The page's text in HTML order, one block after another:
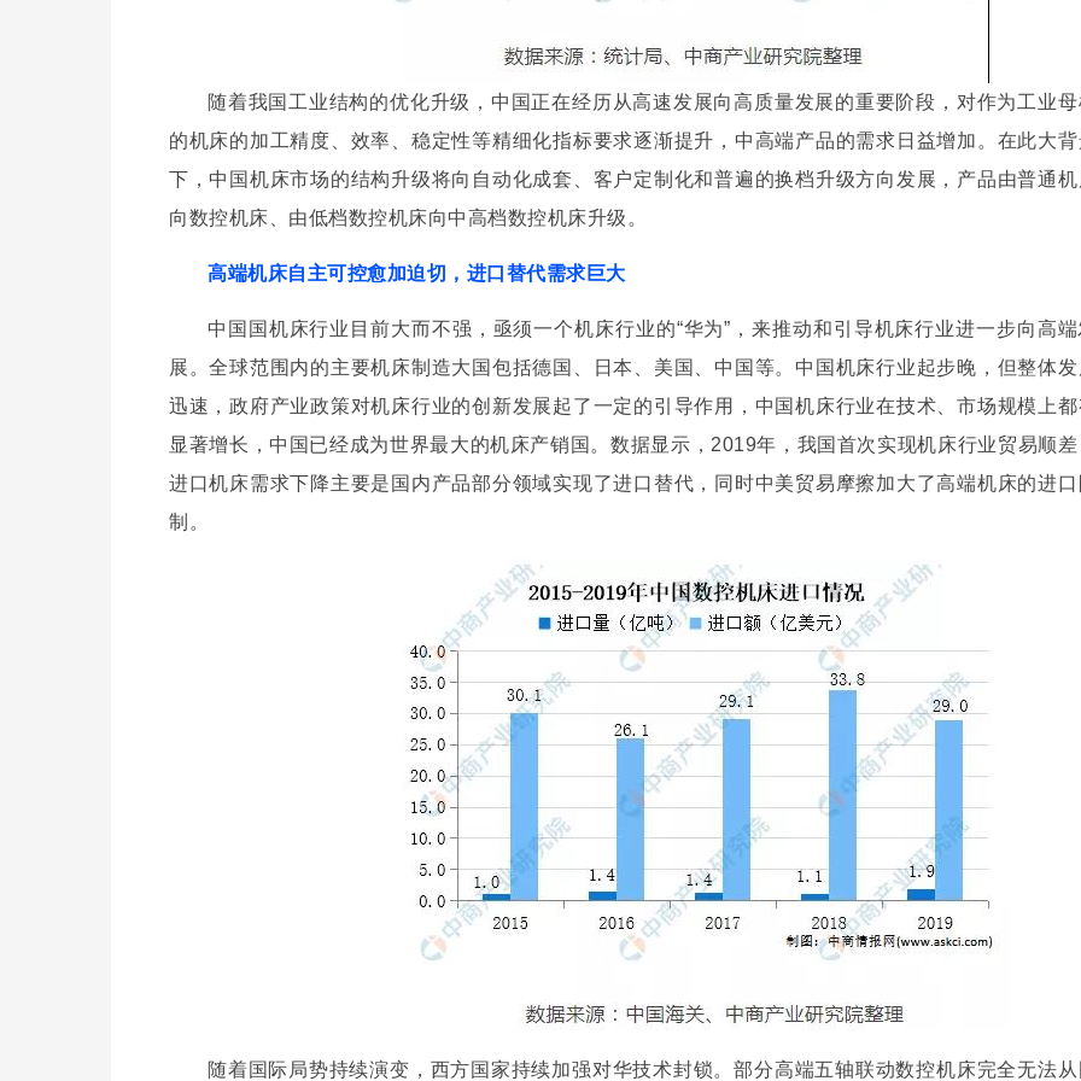
随着我国工业结构的优化升级，中国正在经历从高速发展向高质量发展的重要阶段，对作为工业
的机床的加工精度、效率、稳定性等精细化指标要求逐渐提升，中高端产品的需求日益增加。在此大
下，中国机床市场的结构升级将向自动化成套、客户定制化和普遍的换档升级方向发展，产品由普通
向数控机床、由低档数控机床向中高档数控机床升级。
高端机床自主可控愈加迫切，进口替代需求巨大
中国国机床行业目前大而不强，亟须一个机床行业的“华为”，来推动和引导机床行业进一步向高端
展。全球范围内的主要机床制造大国包括德国、日本、美国、中国等。中国机床行业起步晚，但整体发
迅速，政府产业政策对机床行业的创新发展起了一定的引导作用，中国机床行业在技术、市场规模上
显著增长，中国已经成为世界最大的机床产销国。数据显示，2019年，我国首次实现机床行业贸易顺差
进口机床需求下降主要是国内产品部分领域实现了进口替代，同时中美贸易摩擦加大了高端机床的进口
制。
随着国际局势持续演变，西方国家持续加强对华技术封锁。部分高端五轴联动数控机床完全无法从
保证输出的电能最平稳，以克服风的波动，这也是一个要求。我们做了两项工作：一个是发电机组功率追踪优化控制技术，我们
越分层控制方法（见图6）：有功功率响应时间较传统机型提升1倍；电流冲击抑制能力较传动机型提升1倍。
。但落地机型在随机风宽频激励下容易引起谐振。针对此问题，采用阻抗匹配理论，揭示了机组模态与可控参量之间的映射规律。提
液压储能子系统，提高机组整体惯量。通过调整液压储能子系统能量的储放，使风电机组参与电网调频。提出了基于虚拟惯性补偿的调频
供增值服务、高能源效率。我们的研究目标是将闭式液压传动系统、液压储能子系统引入风力发电装备，将人工智能控制技术
、海水淡化，以期达到创造良好的社会效益和经济效益，进而推进产业化，实现产品的推广。